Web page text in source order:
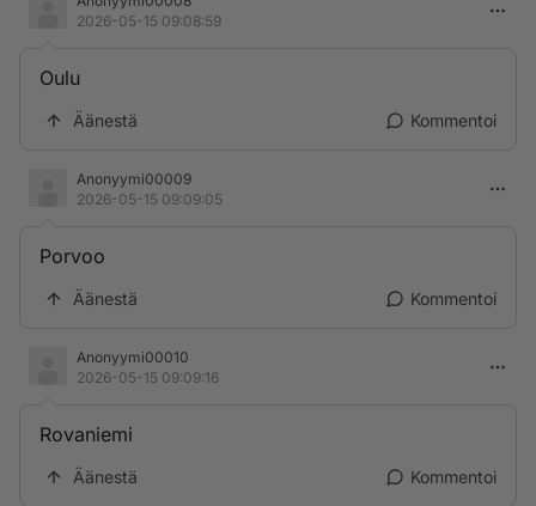
2026-05-15 09:08:59
Oulu
Äänestä Kommentoi
Anonyymi00009
2026-05-15 09:09:05
Porvoo
Äänestä Kommentoi
Anonyymi00010
2026-05-15 09:09:16
Rovaniemi
Äänestä Kommentoi